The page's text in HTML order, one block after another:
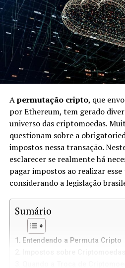
Apermutação cripto, que
por Ethereum, tem gerado
universo das criptomoedas.
questionam sobre a
impostos nessa transação.
esclarecer se realmente há
pagar impostos ao realizar
considerando a legislação
Sumário
Entendendo a Permuta Cripto